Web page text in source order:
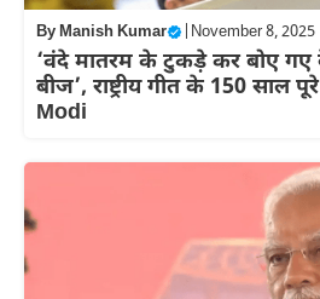
ByManish Kumar November 8, 2025
‘वंदे मातरम के टुकड़े कर बोए
बीज’, राष्ट्रीय गीत के 150 साल
Modi